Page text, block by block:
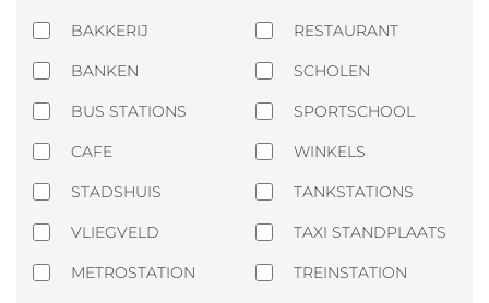
BAKKERIJ
BANKEN
BUS STATIONS
CAFE
STADSHUIS
VLIEGVELD
METROSTATION
RESTAURANT
SCHOLEN
SPORTSCHOOL
WINKELS
TANKSTATIONS
TAXI STANDPLAATS
TREINSTATION